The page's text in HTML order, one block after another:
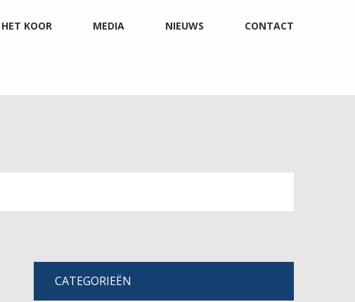
HET KOOR MEDIA NIEUWS CONTACT
CATEGORIEËN